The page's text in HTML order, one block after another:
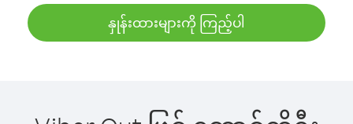
နှုန်းထားများကို ကြည့်ပါ